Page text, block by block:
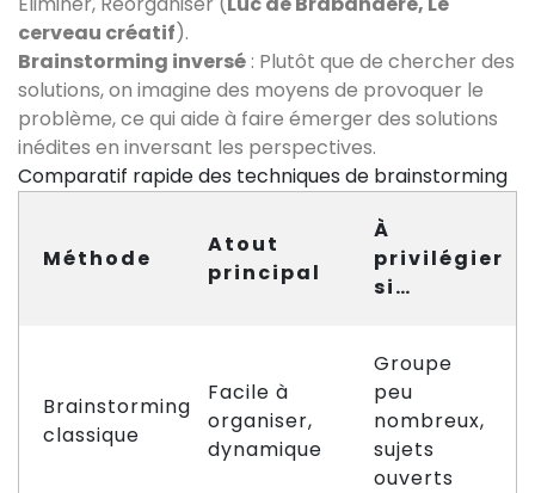
cerveau créatif).
Brainstorming inversé : Plutôt que de chercher des
solutions, on imagine des moyens de provoquer le
problème, ce qui aide à faire émerger des solutions
inédites en inversant les perspectives.
Comparatif rapide des techniques de brainstorming
Méthode
Atout
principal
À
privilégier
si…
Brainstorming
classique
Facile à
organiser,
dynamique
Groupe
peu
nombreux,
sujets
ouverts